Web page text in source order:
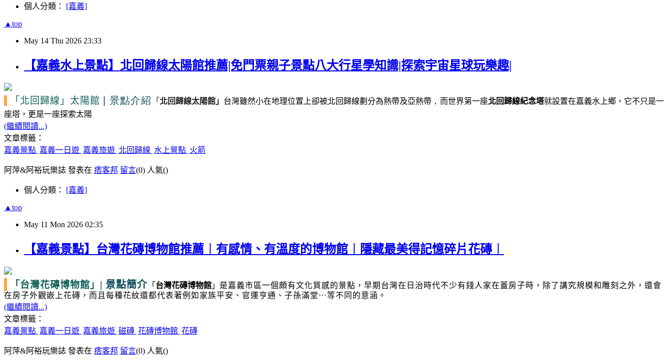
個人分類： [嘉義]
▲top
May 14 Thu 2026 23:33
【嘉義水上景點】北回歸線太陽館推薦|免門票親子景點八大行星學知識|探索宇宙星球玩樂趣|
「北回歸線」 太陽館 | 景點介紹 「 北回歸線太陽館」 台灣雖然小在地理位置上卻被北回歸線劃分為熱帶及亞熱帶 ， 而世界第一座北回歸線紀念塔就設置在嘉義水上鄉，它不只是一
座塔，更是一座探索太陽
(繼續閱讀...)
文章標籤：
嘉義景點 嘉義一日遊 嘉義旅遊 北回歸線 水上景點 火箭
阿萍&阿裕玩樂誌 發表在 痞客邦 留言(0) 人氣()
個人分類： [嘉義]
▲top
May 11 Mon 2026 02:35
【嘉義景點】台灣花磚博物館推薦︱有感情、有溫度的博物館︱隱藏最美得記憶碎片花磚︱
「台灣花磚博物館」 | 景點簡介 「 台灣花磚博物館 」 是嘉義市區一個頗有文化質感的景點，早期台灣在日治時代不少有錢人家在蓋房子時，除了講究規模和雕刻之外，還會
在房子外觀嵌上花磚，而且每種花紋還都代表著例如家族平安、官運亨通、子孫滿堂⋯等不同的意涵。
(繼續閱讀...)
文章標籤：
嘉義景點 嘉義一日遊 嘉義旅遊 磁磚 花磚博物館 花磚
阿萍&阿裕玩樂誌 發表在 痞客邦 留言(0) 人氣()